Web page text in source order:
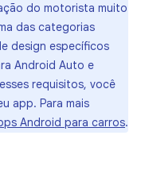
do motorista muito
das categorias
design específicos
Android Auto e
requisitos, você
app. Para mais
Android para carros.